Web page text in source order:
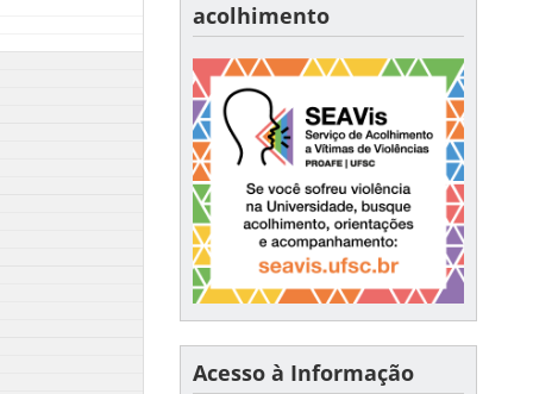
acolhimento
Acesso à Informação